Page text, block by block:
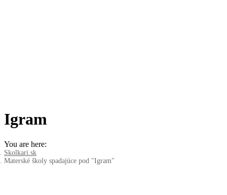
Igram
You are here:
Skolkari.sk
Materské školy spadajúce pod "Igram"